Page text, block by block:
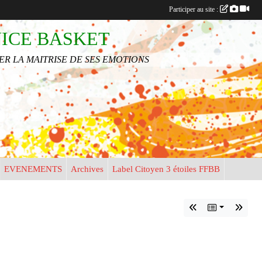
BASKET
LA MAITRISE DE SES EMOTIONS
EVENEMENTS Archives Label Citoyen 3 étoiles FFBB
Participer au site :
•
•
•